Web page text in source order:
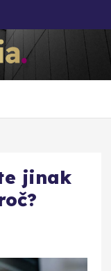
a podnikání
jinak